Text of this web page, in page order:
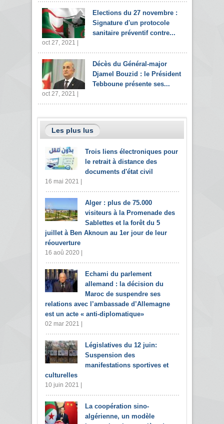
Elections du 27 novembre :
Signature d'un protocole
sanitaire préventif contre...
oct 27, 2021 |
Décès du Général-major
Djamel Bouzid : le Président
Tebboune présente ses...
oct 27, 2021 |
Les plus lus
Trois liens électroniques pour
le retrait à distance des
documents d'état civil
16 mai 2021 |
Alger : plus de 75.000
visiteurs à la Promenade des
Sablettes et la forêt du 5
juillet à Ben Aknoun au 1er jour de leur
réouverture
16 aoû 2020 |
Echami du parlement
allemand : la décision du
Maroc de suspendre ses
relations avec l’ambassade d’Allemagne
est un acte « anti-diplomatique»
02 mar 2021 |
Législatives du 12 juin:
Suspension des
manifestations sportives et
culturelles
10 juin 2021 |
La coopération sino-
algérienne, un modèle